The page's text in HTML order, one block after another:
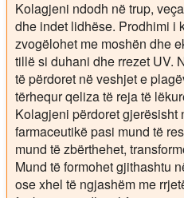
Kolagjeni ndodh në trup,
dhe indet lidhëse. Prodhimi i
zvogëlohet me moshën dhe
tillë si duhani dhe rrezet UV.
të përdoret në veshjet e
tërhequr qeliza të reja të
Kolagjeni përdoret gjerësisht
farmaceutikë pasi mund të
mund të zbërthehet,
Mund të formohet gjithashtu
ose xhel të ngjashëm me